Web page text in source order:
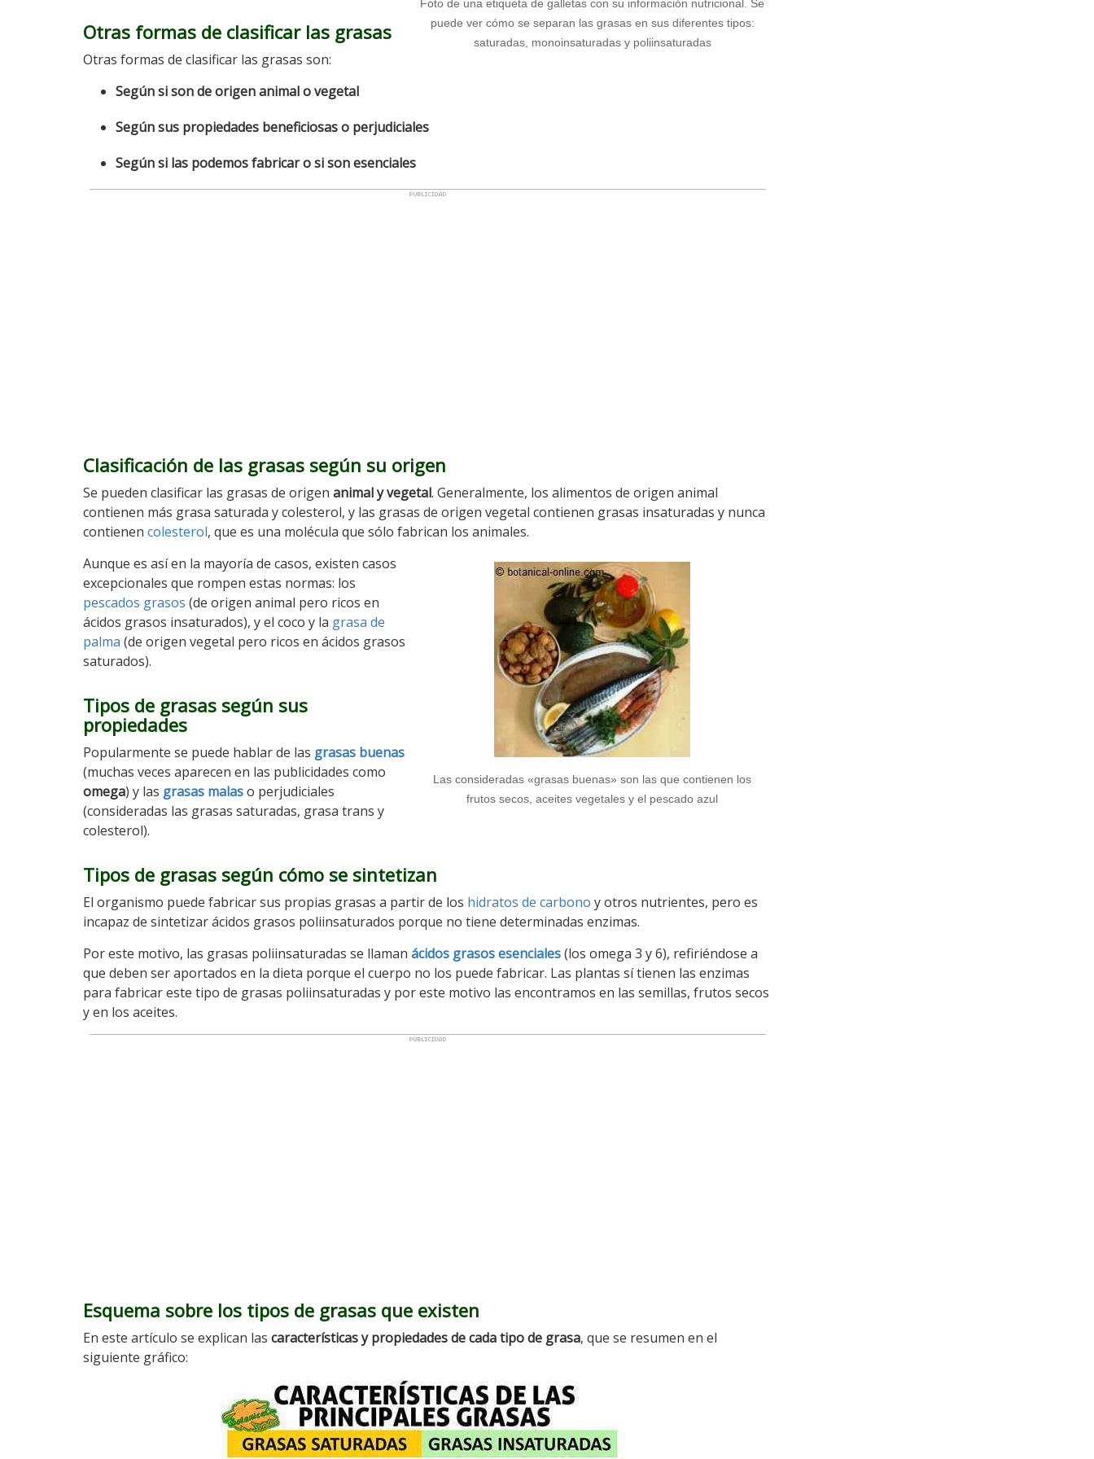
Foto de una etiqueta de galletas con su información nutricional. Se
puede ver cómo se separan las grasas en sus diferentes tipos:
saturadas, monoinsaturadas y poliinsaturadas
Otras formas de clasificar las grasas
Otras formas de clasificar las grasas son:
Según si son de origen animal o vegetal
Según sus propiedades beneficiosas o perjudiciales
Según si las podemos fabricar o si son esenciales
Clasificación de las grasas según su origen
Se pueden clasificar las grasas de origen animal y vegetal. Generalmente, los alimentos de origen animal
contienen más grasa saturada y colesterol, y las grasas de origen vegetal contienen grasas insaturadas y nunca
contienen colesterol, que es una molécula que sólo fabrican los animales.
Las consideradas «grasas buenas» son las que contienen los
frutos secos, aceites vegetales y el pescado azul
Aunque es así en la mayoría de casos, existen casos
excepcionales que rompen estas normas: los
pescados grasos (de origen animal pero ricos en
ácidos grasos insaturados), y el coco y la grasa de
palma (de origen vegetal pero ricos en ácidos grasos
saturados).
Tipos de grasas según sus
propiedades
Popularmente se puede hablar de las grasas buenas
(muchas veces aparecen en las publicidades como
omega) y las grasas malaso perjudiciales
(consideradas las grasas saturadas, grasa trans y
colesterol).
Tipos de grasas según cómo se sintetizan
El organismo puede fabricar sus propias grasas a partir de los hidratos de carbono y otros nutrientes, pero es
incapaz de sintetizar ácidos grasos poliinsaturados porque no tiene determinadas enzimas.
Por este motivo, las grasas poliinsaturadas se llaman ácidos grasos esenciales(los omega 3 y 6), refiriéndose a
que deben ser aportados en la dieta porque el cuerpo no los puede fabricar. Las plantas sí tienen las enzimas
para fabricar este tipo de grasas poliinsaturadas y por este motivo las encontramos en las semillas, frutos secos
y en los aceites.
Esquema sobre los tipos de grasas que existen
En este artículo se explican las características y propiedades de cada tipo de grasa, que se resumen en el
siguiente gráfico: